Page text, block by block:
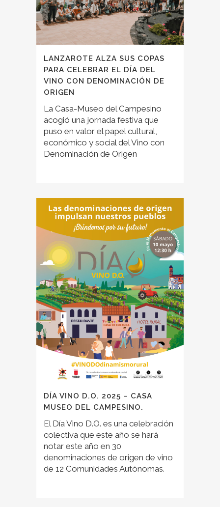
LANZAROTE ALZA SUS COPAS
PARA CELEBRAR EL DÍA DEL
VINO CON DENOMINACIÓN DE
ORIGEN
La Casa-Museo del Campesino
acogió una jornada festiva que
puso en valor el papel cultural,
económico y social del Vino con
Denominación de Origen
DÍA VINO D.O. 2025 – CASA
MUSEO DEL CAMPESINO.
El Día Vino D.O. es una celebración
colectiva que este año se hará
notar este año en 30
denominaciones de origen de vino
de 12 Comunidades Autónomas.